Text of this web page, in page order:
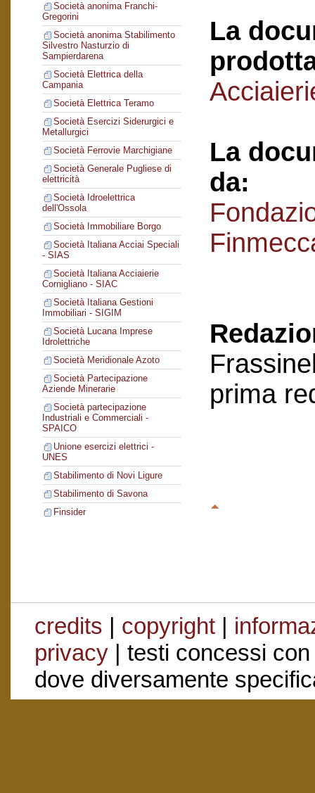
Società anonima Franchi-
Gregorini
Società anonima Stabilimento
Silvestro Nasturzio di
Sampierdarena
Società Elettrica della
Campania
Società Elettrica Teramo
Società Esercizi Siderurgici e
Metallurgici
Società Ferrovie Marchigiane
Società Generale Pugliese di
elettricità
Società Idroelettrica
dell'Ossola
Società Immobiliare Borgo
Società Italiana Acciai Speciali
- SIAS
Società Italiana Acciaierie
Cornigliano - SIAC
Società Italiana Gestioni
Immobiliari - SIGIM
Società Lucana Imprese
Idrolettriche
Società Meridionale Azoto
Società Partecipazione
Aziende Minerarie
Società partecipazione
Industriali e Commerciali -
SPAICO
Unione esercizi elettrici -
UNES
Stabilimento di Novi Ligure
Stabilimento di Savona
Finsider
La
La
da:
prima
credits | copyright|
privacy| testi concessi
dove diversamente